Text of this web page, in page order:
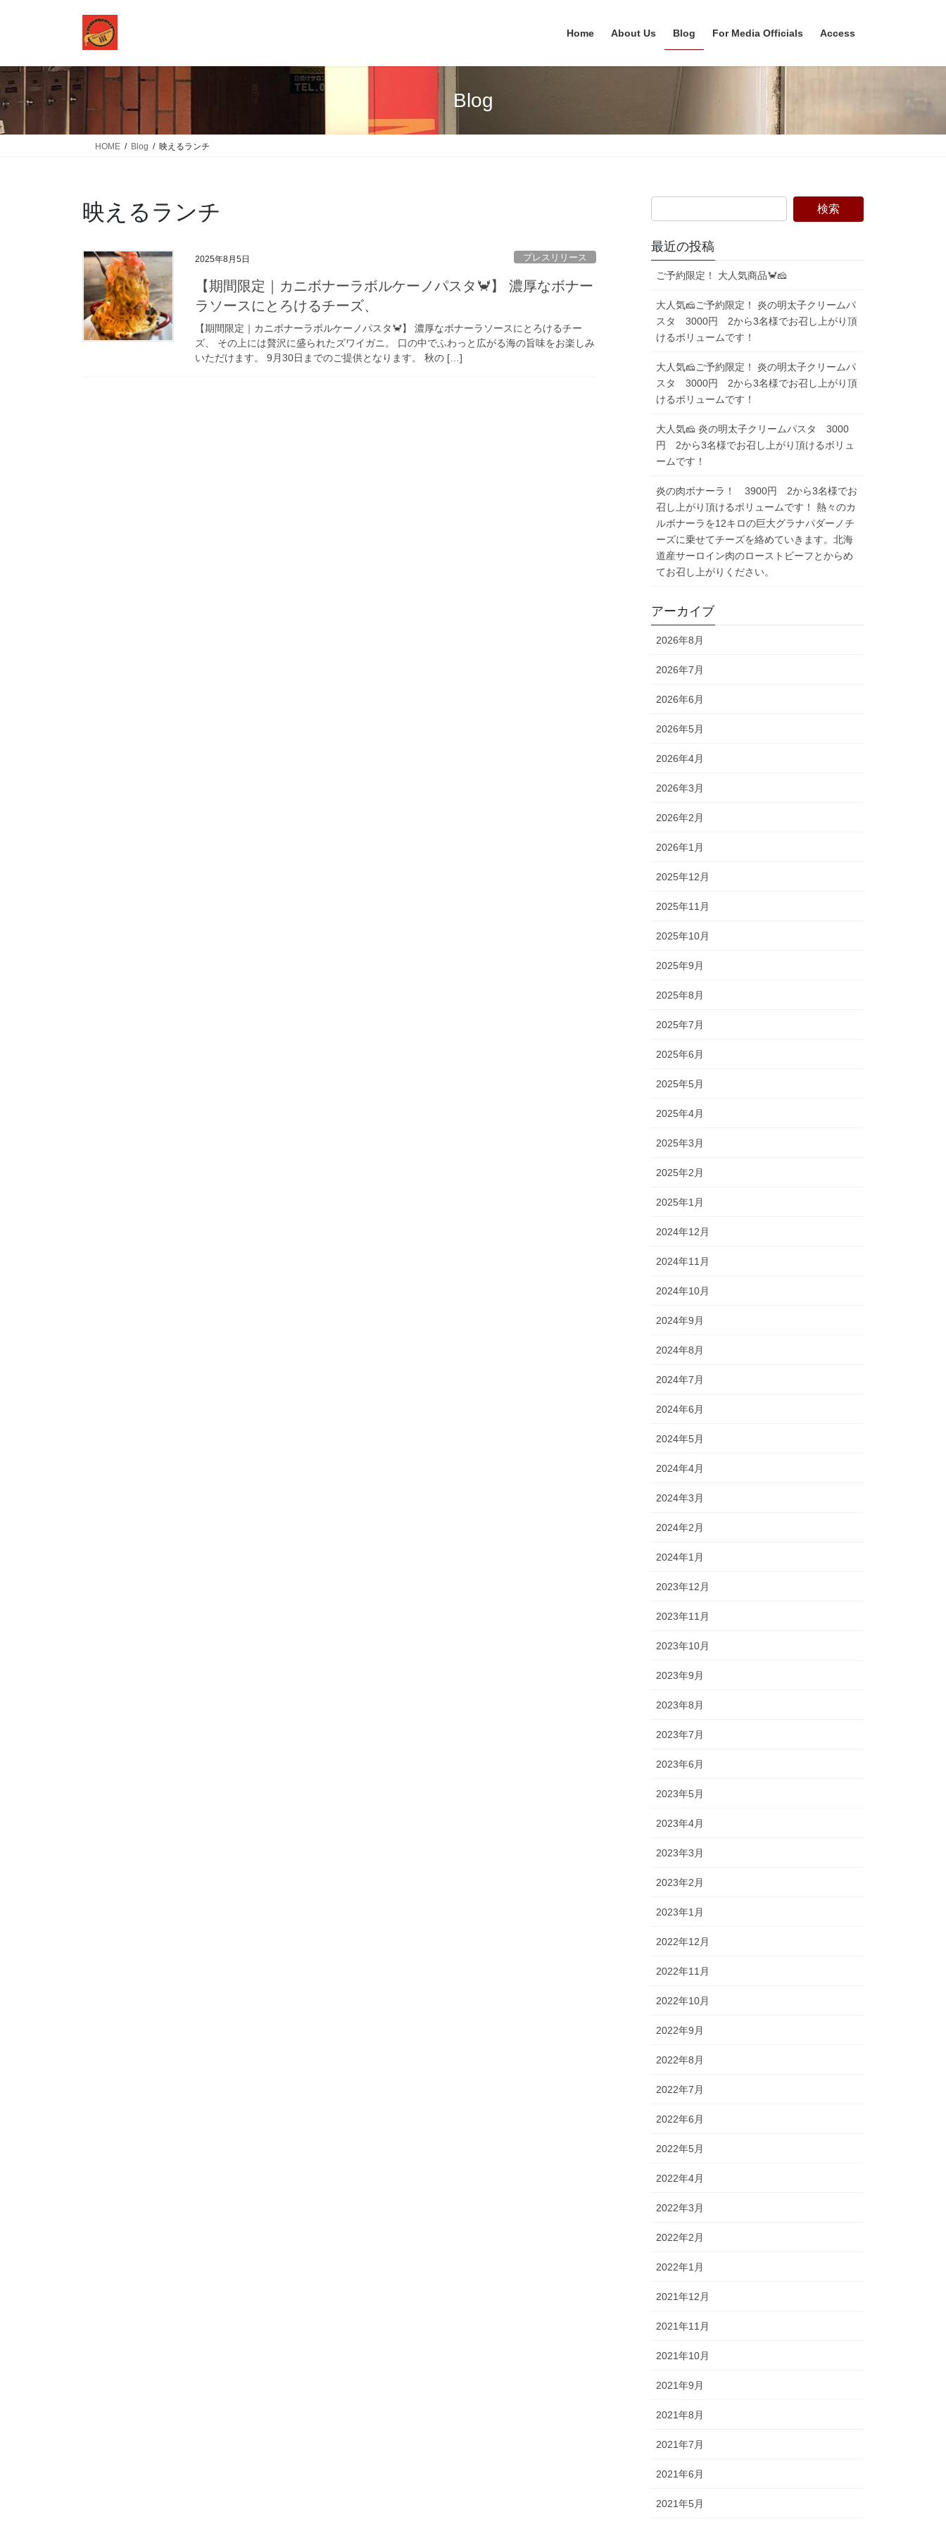
ツ
に
移
動
シ
ョ
ン
に
Home About Us Blog For Media Officials Access
Blog
HOME Blog 映えるランチ
映えるランチ
2025年8月5日 プレスリリース
【期間限定｜カニボナーラボルケーノパスタ🦀】 濃厚なボナー
ラソースにとろけるチーズ、
【期間限定｜カニボナーラボルケーノパスタ🦀】 濃厚なボナーラソースにとろけるチー
ズ、 その上には贅沢に盛られたズワイガニ。 口の中でふわっと広がる海の旨味をお楽しみ
いただけます。 9月30日までのご提供となります。 秋の […]
最近の投稿
ご予約限定！ 大人気商品🦀🧀
大人気🧀ご予約限定！ 炎の明太子クリームパ
スタ 3000円 2から3名様でお召し上がり頂
けるボリュームです！
大人気🧀ご予約限定！ 炎の明太子クリームパ
スタ 3000円 2から3名様でお召し上がり頂
けるボリュームです！
大人気🧀 炎の明太子クリームパスタ 3000
円 2から3名様でお召し上がり頂けるボリュ
ームです！
炎の肉ボナーラ！ 3900円 2から3名様でお
召し上がり頂けるボリュームです！ 熱々のカ
ルボナーラを12キロの巨大グラナパダーノチ
ーズに乗せてチーズを絡めていきます。北海
道産サーロイン肉のローストビーフとからめ
てお召し上がりください。
アーカイブ
2026年8月
2026年7月
2026年6月
2026年5月
2026年4月
2026年3月
2026年2月
2026年1月
2025年12月
2025年11月
2025年10月
2025年9月
2025年8月
2025年7月
2025年6月
2025年5月
2025年4月
2025年3月
2025年2月
2025年1月
2024年12月
2024年11月
2024年10月
2024年9月
2024年8月
2024年7月
2024年6月
2024年5月
2024年4月
2024年3月
2024年2月
2024年1月
2023年12月
2023年11月
2023年10月
2023年9月
2023年8月
2023年7月
2023年6月
2023年5月
2023年4月
2023年3月
2023年2月
2023年1月
2022年12月
2022年11月
2022年10月
2022年9月
2022年8月
2022年7月
2022年6月
2022年5月
2022年4月
2022年3月
2022年2月
2022年1月
2021年12月
2021年11月
2021年10月
2021年9月
2021年8月
2021年7月
2021年6月
2021年5月